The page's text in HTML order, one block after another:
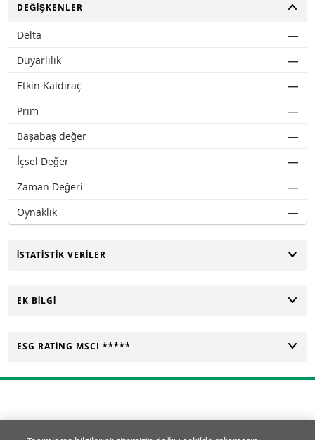
AÇ
DEĞIŞKENLER
Delta
―
Duyarlılık
―
Etkin Kaldıraç
―
Prim
―
Başabaş değer
―
İçsel Değer
―
Zaman Değeri
―
Oynaklık
―
AÇ
İSTATISTIK VERILER
AÇ
EK BILGI
AÇ
ESG RATING MSCI *****
Tanımlama Bilgisi Ayarları